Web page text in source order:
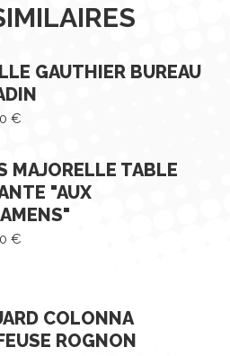
GAUTHIER BUREAU
€
MAJORELLE TABLE
"AUX
€
COLONNA
ROGNON